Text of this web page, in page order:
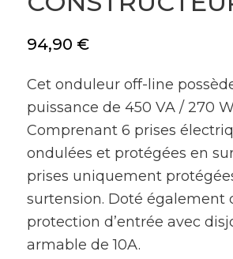
94,90 €
Cet onduleur off-line
puissance de 450 VA / 270
Comprenant 6 prises
ondulées et protégées en
prises uniquement
surtension. Doté également
protection d’entrée avec
armable de 10A.